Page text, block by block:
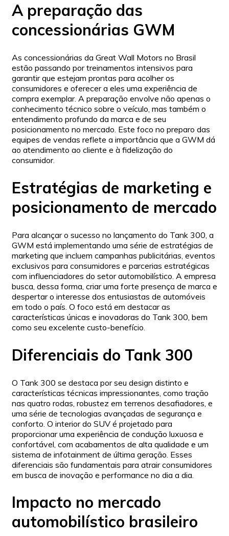
A preparação das
concessionárias GWM
As concessionárias da Great Wall Motors no Brasil
estão passando por treinamentos intensivos para
garantir que estejam prontas para acolher os
consumidores e oferecer a eles uma experiência de
compra exemplar. A preparação envolve não apenas o
conhecimento técnico sobre o veículo, mas também o
entendimento profundo da marca e de seu
posicionamento no mercado. Este foco no preparo das
equipes de vendas reflete a importância que a GWM dá
ao atendimento ao cliente e à fidelização do
consumidor.
Estratégias de marketing e
posicionamento de mercado
Para alcançar o sucesso no lançamento do Tank 300, a
GWM está implementando uma série de estratégias de
marketing que incluem campanhas publicitárias, eventos
exclusivos para consumidores e parcerias estratégicas
com influenciadores do setor automobilístico. A empresa
busca, dessa forma, criar uma forte presença de marca e
despertar o interesse dos entusiastas de automóveis
em todo o país. O foco está em destacar as
características únicas e inovadoras do Tank 300, bem
como seu excelente custo-benefício.
Diferenciais do Tank 300
O Tank 300 se destaca por seu design distinto e
características técnicas impressionantes, como tração
nas quatro rodas, robustez em terrenos desafiadores, e
uma série de tecnologias avançadas de segurança e
conforto. O interior do SUV é projetado para
proporcionar uma experiência de condução luxuosa e
confortável, com acabamentos de alta qualidade e um
sistema de infotainment de última geração. Esses
diferenciais são fundamentais para atrair consumidores
em busca de inovação e performance no dia a dia.
Impacto no mercado
automobilístico brasileiro